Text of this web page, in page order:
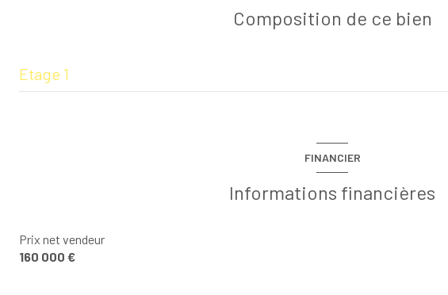
Composition de ce bien
Etage 1
FINANCIER
Informations financières
Prix net vendeur
160 000 €